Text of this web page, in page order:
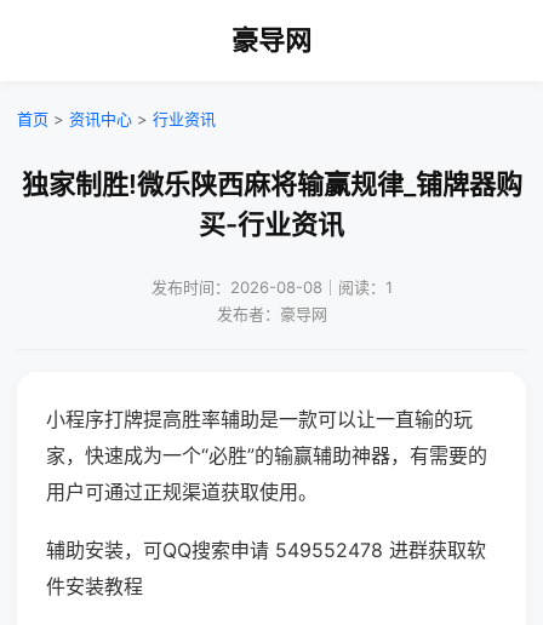
豪导网
首页 > 资讯中心 > 行业资讯
独家制胜!微乐陕西麻将输赢规律_铺牌器购
买-行业资讯
发布时间：2026-08-08｜阅读：1
发布者：豪导网
小程序打牌提高胜率辅助是一款可以让一直输的玩
家，快速成为一个“必胜”的输赢辅助神器，有需要的
用户可通过正规渠道获取使用。
辅助安装，可QQ搜索申请 549552478 进群获取软
件安装教程